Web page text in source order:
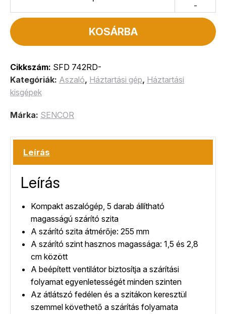
-
KOSÁRBA
Cikkszám: SFD 742RD-
Kategóriák: Aszaló, Háztartási gép, Háztartási
kisgépek
Márka: SENCOR
Leírás
Leírás
Kompakt aszalógép, 5 darab állítható
magasságú szárító szita
A szárító szita átmérője: 255 mm
A szárító szint hasznos magassága: 1,5 és 2,8
cm között
A beépített ventilátor biztosítja a szárítási
folyamat egyenletességét minden szinten
Az átlátszó fedélen és a szitákon keresztül
szemmel követhető a szárítás folyamata